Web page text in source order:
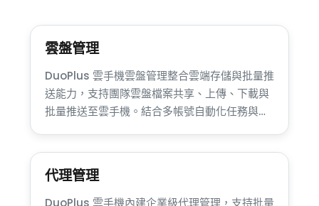
雲盤管理
DuoPlus 雲手機雲盤管理整合雲端存儲與批量推
送能力，支持團隊雲盤檔案共享、上傳、下載與
批量推送至雲手機。結合多帳號自動化任務與檔
代理管理
DuoPlus 雲手機內建企業級代理管理，支持批量